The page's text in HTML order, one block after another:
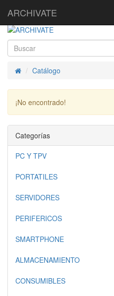
ARCHIVATE
InicioCatálogo
¡No encontrado!
Categorías
PC Y TPV
PORTATILES
SERVIDORES
PERIFERICOS
SMARTPHONE
ALMACENAMIENTO
CONSUMIBLES